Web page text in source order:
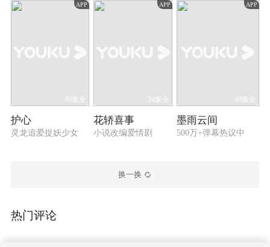
APP
40集全
护心
灵龙追爱捉妖少女
APP
24集全
花轿喜事
小说改编爱情剧
APP
40集全
墨雨云间
500万+弹幕热议中
换一换
热门评论